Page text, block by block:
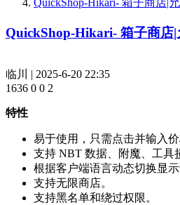
QuickShop-Hikari- 箱子商店
临川 | 2025-6-20 22:35
1636 0 0 2
特性
易于使用，只需点击并输入价
支持 NBT 数据、附魔、工具
根据客户端语言动态切换显示
支持无限商店。
支持黑名单和绕过权限。